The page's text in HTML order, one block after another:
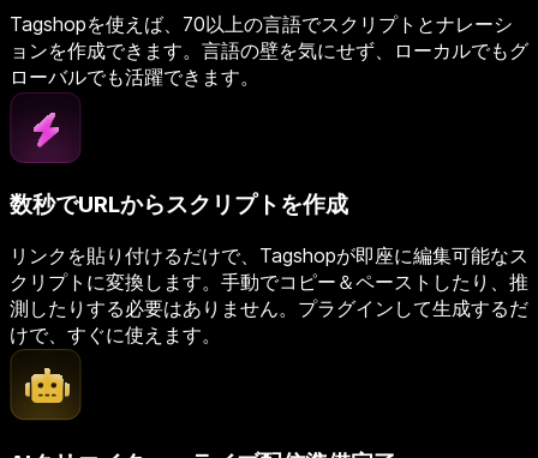
Tagshopを使えば、70以上の言語でスクリプトとナレーシ
ョンを作成できます。言語の壁を気にせず、ローカルでもグ
ローバルでも活躍できます。
数秒でURLからスクリプトを作成
リンクを貼り付けるだけで、Tagshopが即座に編集可能なス
クリプトに変換します。手動でコピー＆ペーストしたり、推
測したりする必要はありません。プラグインして生成するだ
けで、すぐに使えます。